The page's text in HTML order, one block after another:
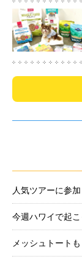
人気ツアーに参
今週ハワイで起
メッシュトート